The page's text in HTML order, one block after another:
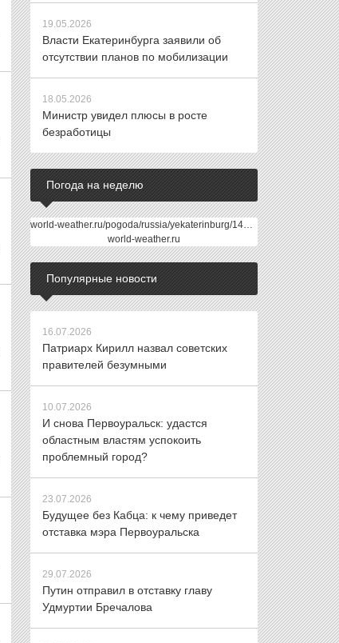
19.05.2026
Власти Екатеринбурга заявили об
отсутствии планов по мобилизации
18.05.2026
Министр увидел плюсы в росте
безработицы
Погода на неделю
world-weather.ru/pogoda/russia/yekaterinburg/14days/
world-weather.ru
Популярные новости
16.07.2026
Патриарх Кирилл назвал советских
правителей безумными
10.07.2026
И снова Первоуральск: удастся
областным властям успокоить
проблемный город?
23.07.2026
Будущее без Кабца: к чему приведет
отставка мэра Первоуральска
29.07.2026
Путин отправил в отставку главу
Удмуртии Бречалова